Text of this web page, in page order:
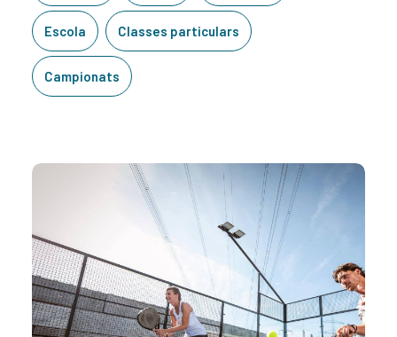
Escola Classes particulars
Campionats